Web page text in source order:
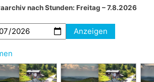
nach Stunden: Freitag – 7.8.2026
Anzeigen